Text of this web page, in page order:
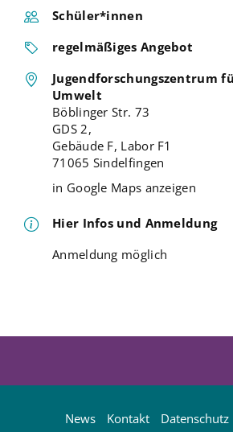
Schüler*innen
regelmäßiges Angebot
Jugendforschungszentrum
Umwelt
Böblinger Str. 73
GDS 2,
Gebäude F, Labor F1
71065 Sindelfingen
in Google Maps anzeigen
Hier Infos und Anmeldung
Anmeldung möglich
News Kontakt Datenschutz